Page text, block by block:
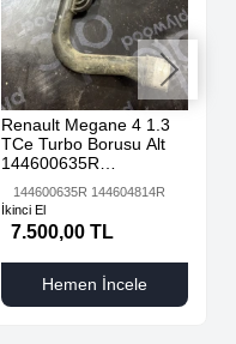
Renault Megane 4 1.3
TCe Turbo Borusu Alt
144600635R
144600635R 144604814R
İkinci El
7.500,00 TL
Hemen İncele